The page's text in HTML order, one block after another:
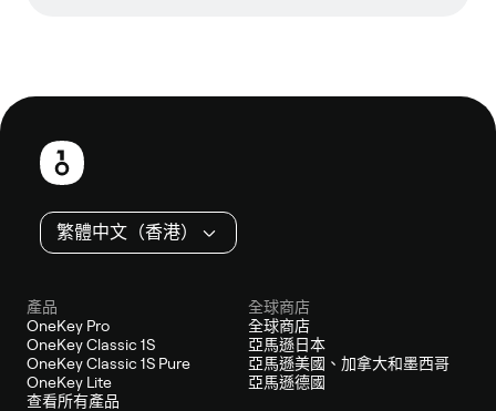
頁
繁體中文（香港）
產品
OneKey Pro
OneKey Classic 1S
OneKey Classic 1S Pure
OneKey Lite
查看所有產品
全球商店
全球商店
亞馬遜日本
亞馬遜美國、加拿大和墨西哥
亞馬遜德國